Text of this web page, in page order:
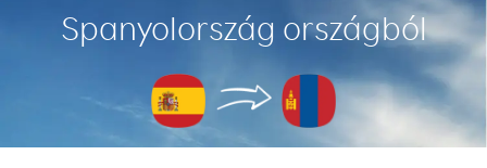
Spanyolország országból